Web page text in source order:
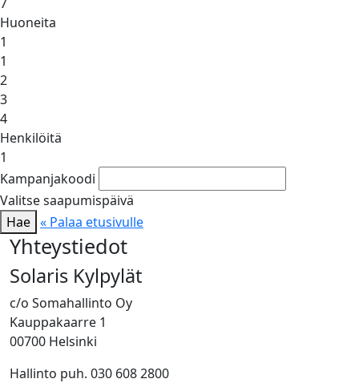
Huoneita
1
1
2
3
4
Henkilöitä
1
Kampanjakoodi
Valitse saapumispäivä
Hae « Palaa etusivulle
Yhteystiedot
Solaris Kylpylät
c/o Somahallinto Oy
Kauppakaarre 1
00700 Helsinki
Hallinto puh. 030 608 2800